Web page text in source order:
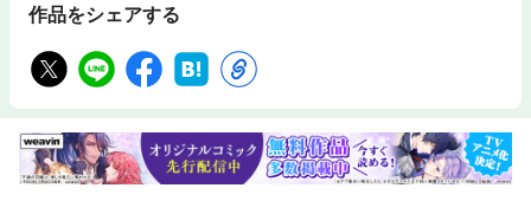
作品をシェアする